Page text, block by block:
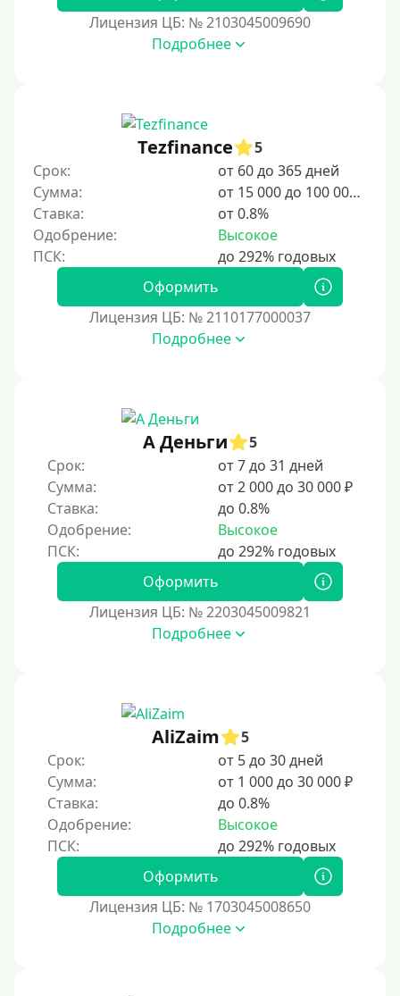
1 день
2 недели
15 дней
20 дней
21 день
30 дней без процентов
100 дней
4 месяца
5 месяцев
На полгода
10 месяцев
4 года
5 лет
Краткосрочные
Долгосрочные
Принятие решения
Лицензия ЦБ: № 2103045009690
Подробнее
Tezfinance
5
Срок:
от 60 до 365 дней
Сумма:
от 15 000 до 100 000 ₽
Ставка:
от 0.8%
Одобрение:
Высокое
Оформить
Лицензия ЦБ: № 2110177000037
Подробнее
А Деньги
5
Срок:
от 7 до 31 дней
Сумма:
от 2 000 до 30 000 ₽
Ставка:
до 0.8%
Одобрение:
Высокое
Оформить
Лицензия ЦБ: № 2203045009821
Подробнее
AliZaim
5
Срок:
от 5 до 30 дней
Сумма:
от 1 000 до 30 000 ₽
Ставка:
до 0.8%
Одобрение:
Высокое
Оформить
Лицензия ЦБ: № 1703045008650
Подробнее